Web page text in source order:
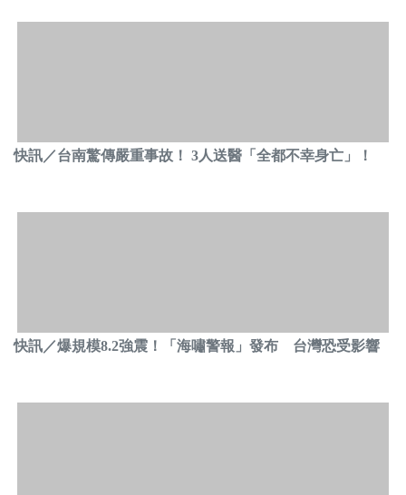
快訊／台南驚傳嚴重事故！ 3人送醫「全都不幸身亡」！
快訊／爆規模8.2強震！「海嘯警報」發布 台灣恐受影響